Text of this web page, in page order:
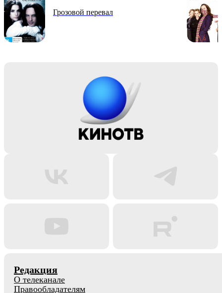
Грозовой перевал
Редакция
О телеканале
Правообладателям